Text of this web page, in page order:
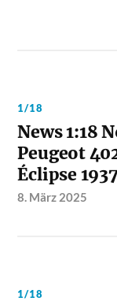
1/18
News 1:18
Peugeot
Éclipse
8. März 2025
1/18